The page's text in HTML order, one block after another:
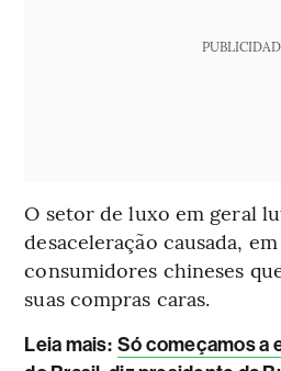
O setor de luxo em geral
desaceleração causada,
consumidores chineses
suas compras caras.
Leia mais: Só começamos a